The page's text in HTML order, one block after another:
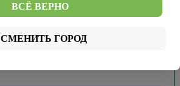
8 628₽
ВСЁ ВЕРНО
СМЕНИТЬ ГОРОД